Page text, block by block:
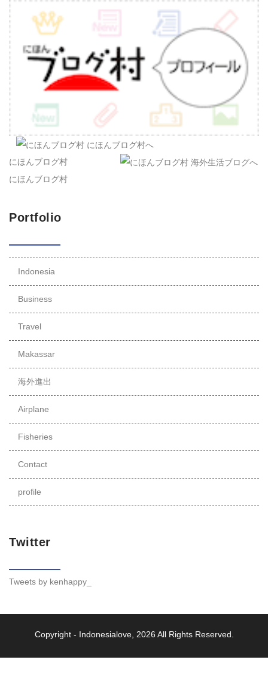
にほんブログ村
にほんブログ村
Portfolio
Indonesia
Business
Travel
Makassar
海外進出
Airplane
Fisheries
Contact
profile
Twitter
Tweets by kenhappy_
Copyright - Indonesialove, 2026 All Rights Reserved.